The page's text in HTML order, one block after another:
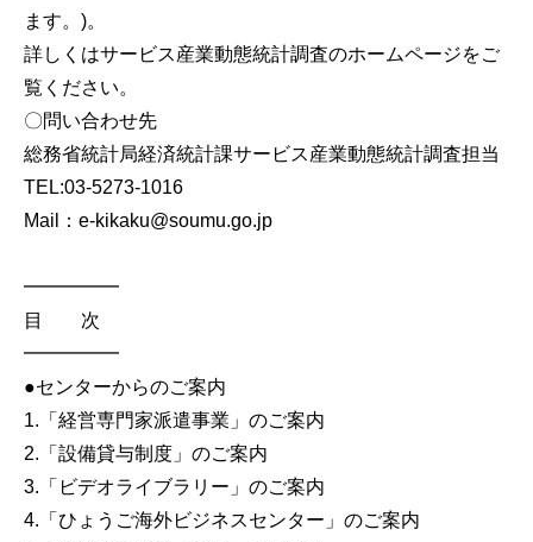
ます。)。
詳しくはサービス産業動態統計調査のホームページをご
覧ください。
〇問い合わせ先
総務省統計局経済統計課サービス産業動態統計調査担当
TEL:03-5273-1016
Mail：e-kikaku@soumu.go.jp
━━━━━
目 次
━━━━━
●センターからのご案内
1.「経営専門家派遣事業」のご案内
2.「設備貸与制度」のご案内
3.「ビデオライブラリー」のご案内
4.「ひょうご海外ビジネスセンター」のご案内